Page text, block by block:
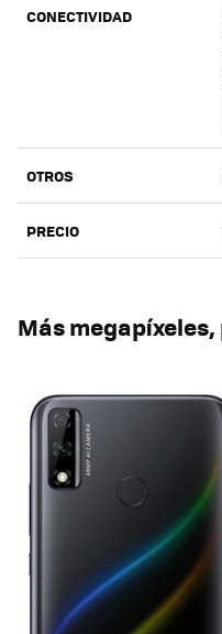
CONECTIVIDAD
OTROS
PRECIO
Más